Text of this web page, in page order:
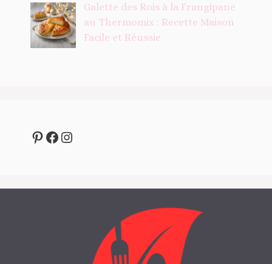
Galette des Rois à la Frangipane
au Thermomix : Recette Maison
Facile et Réussie
Pinterest
Facebook
Instagram